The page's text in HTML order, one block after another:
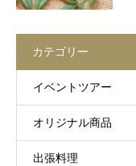
カテゴリー
イベントツアー
オリジナル商品
出張料理